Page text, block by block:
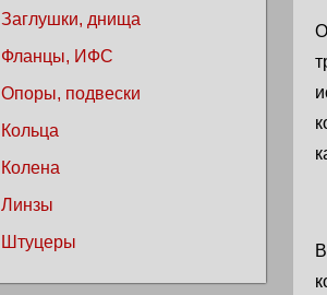
Заглушки, днища
Фланцы, ИФС
Опоры, подвески
Кольца
Колена
Линзы
Штуцеры